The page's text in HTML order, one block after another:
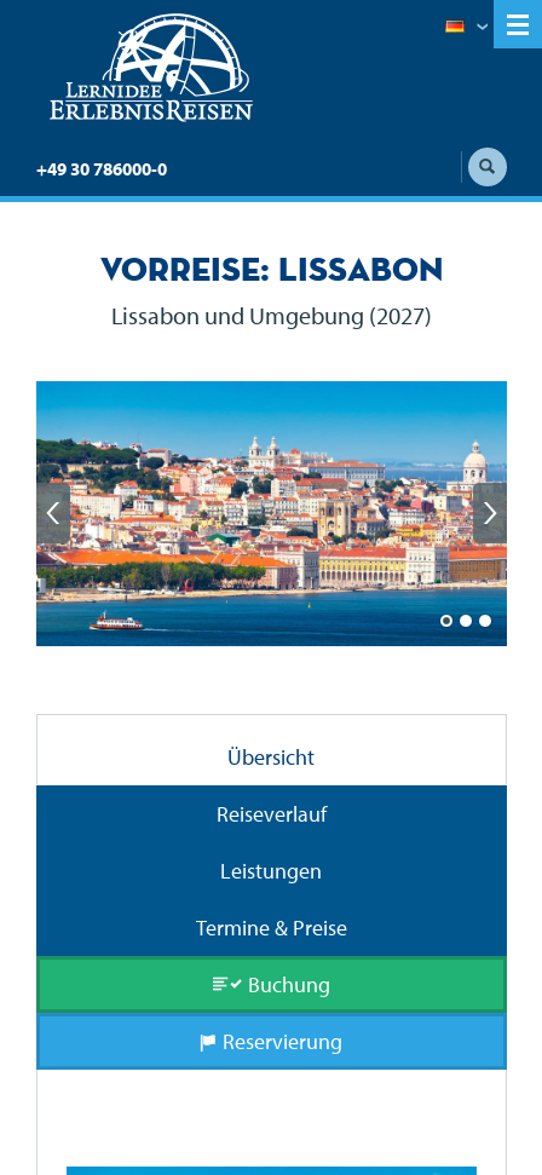
+49 30 786000-0
Vorreise: Lissabon
Lissabon und Umgebung (2027)
Übersicht
Reiseverlauf
Leistungen
Termine & Preise
Buchung
Reservierung